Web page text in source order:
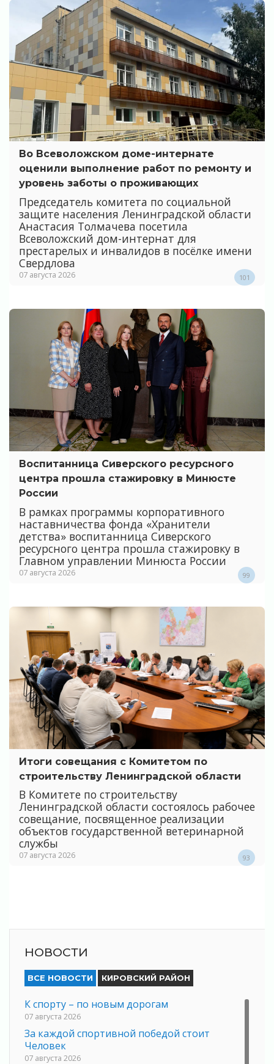
Во Всеволожском доме-интернате
оценили выполнение работ по ремонту и
уровень заботы о проживающих
Председатель комитета по социальной
защите населения Ленинградской области
Анастасия Толмачева посетила
Всеволожский дом-интернат для
престарелых и инвалидов в посёлке имени
Свердлова
07 августа 2026 101
Воспитанница Сиверского ресурсного
центра прошла стажировку в Минюсте
России
В рамках программы корпоративного
наставничества фонда «Хранители
детства» воспитанница Сиверского
ресурсного центра прошла стажировку в
Главном управлении Минюста России
07 августа 2026 99
Итоги совещания с Комитетом по
строительству Ленинградской области
В Комитете по строительству
Ленинградской области состоялось рабочее
совещание, посвященное реализации
объектов государственной ветеринарной
службы
07 августа 2026 93
НОВОСТИ
ВСЕ НОВОСТИ КИРОВСКИЙ РАЙОН
К спорту – по новым дорогам
07 августа 2026
За каждой спортивной победой стоит
Человек
07 августа 2026